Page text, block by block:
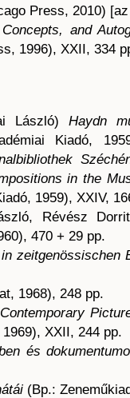
Press, 2010)
and
1996), XXII, 334
László) Haydn
Kiadó,
in the
1959), XXIV,
Révész
470 + 29 pp.
zeitgenössischen
1968), 248 pp.
XXII, 244 pp.
és
(Bp.: